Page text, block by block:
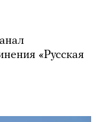
«Русская